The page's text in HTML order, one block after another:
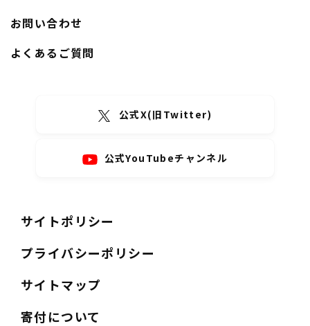
お問い合わせ
よくあるご質問
公式X(旧Twitter)
公式YouTubeチャンネル
サイトポリシー
プライバシーポリシー
サイトマップ
寄付について